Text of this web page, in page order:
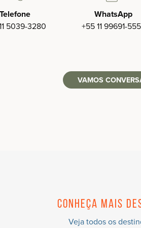
Telefone
5039-3280‬
WhatsApp
+55 11 99691-
VAMOS
Conheça mais
Veja todos os